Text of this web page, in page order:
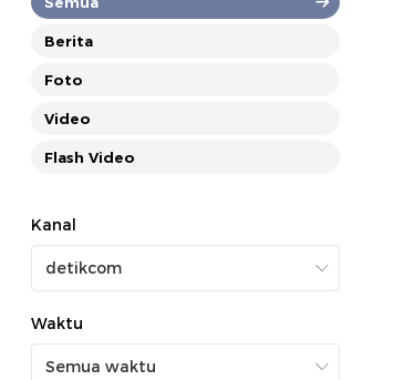
Berita
Foto
Video
Flash Video
Kanal
Waktu